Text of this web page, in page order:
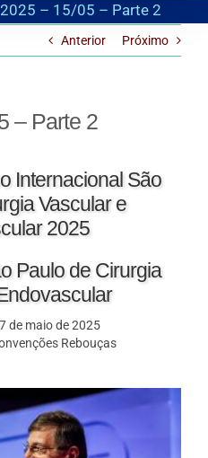
2025 – 15/05 – Parte 2
Anterior Próximo
– Parte 2
Internacional São
Vascular e
2025
Paulo de Cirurgia
de maio de 2025
Rebouças